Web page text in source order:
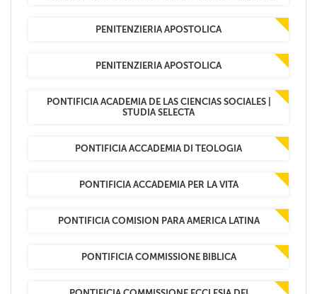
PENITENZIERIA APOSTOLICA
PENITENZIERIA APOSTOLICA
PONTIFICIA ACADEMIA DE LAS CIENCIAS SOCIALES |
STUDIA SELECTA
PONTIFICIA ACCADEMIA DI TEOLOGIA
PONTIFICIA ACCADEMIA PER LA VITA
PONTIFICIA COMISION PARA AMERICA LATINA
PONTIFICIA COMMISSIONE BIBLICA